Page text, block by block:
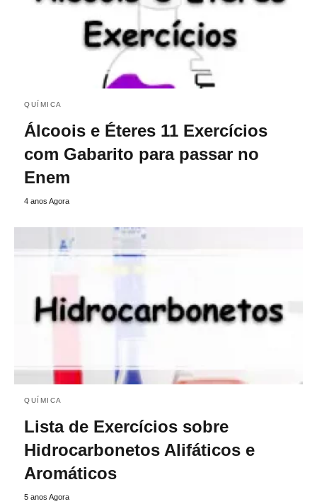
QUÍMICA
Álcoois e Éteres 11 Exercícios
com Gabarito para passar no
Enem
4 anos Agora
QUÍMICA
Lista de Exercícios sobre
Hidrocarbonetos Alifáticos e
Aromáticos
5 anos Agora